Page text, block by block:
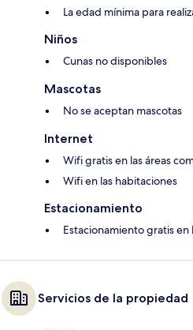
La edad mínima para
Niños
Cunas no disponibles
Mascotas
No se aceptan mascotas
Internet
Wifi gratis en las áreas
Wifi en las habitaciones
Estacionamiento
Estacionamiento gratis en
Servicios de la propiedad